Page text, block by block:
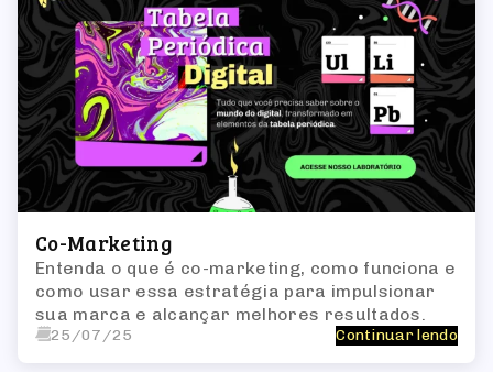
Co-Marketing
Entenda o que é co-marketing, como funciona e
como usar essa estratégia para impulsionar
sua marca e alcançar melhores resultados.
25/07/25 Continuar lendo